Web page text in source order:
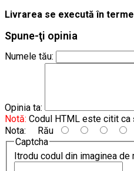
Livrarea se execută în
Spune-ţi opinia
Numele tău:
Opinia ta:
Notă: Codul HTML este citit ca
Nota: Rău
Captcha
Itrodu codul din imaginea de